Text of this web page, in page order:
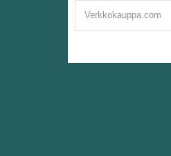
Verkkokauppa.com